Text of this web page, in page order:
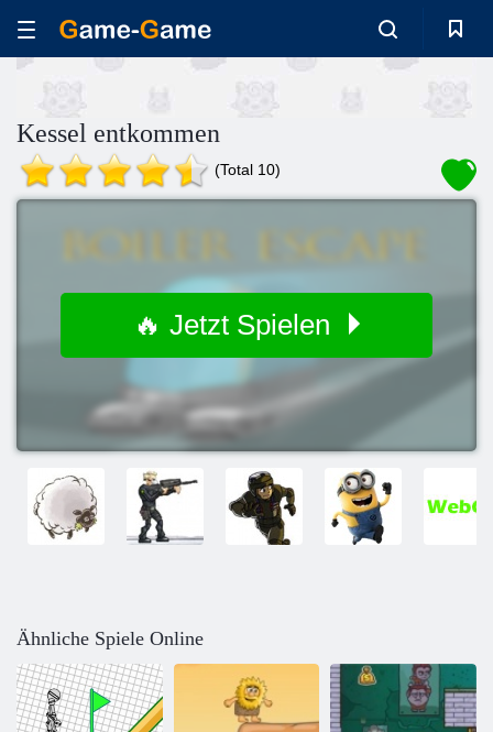
Kessel entkommen
(Total 10)
🔥 Jetzt Spielen
Ähnliche Spiele Online